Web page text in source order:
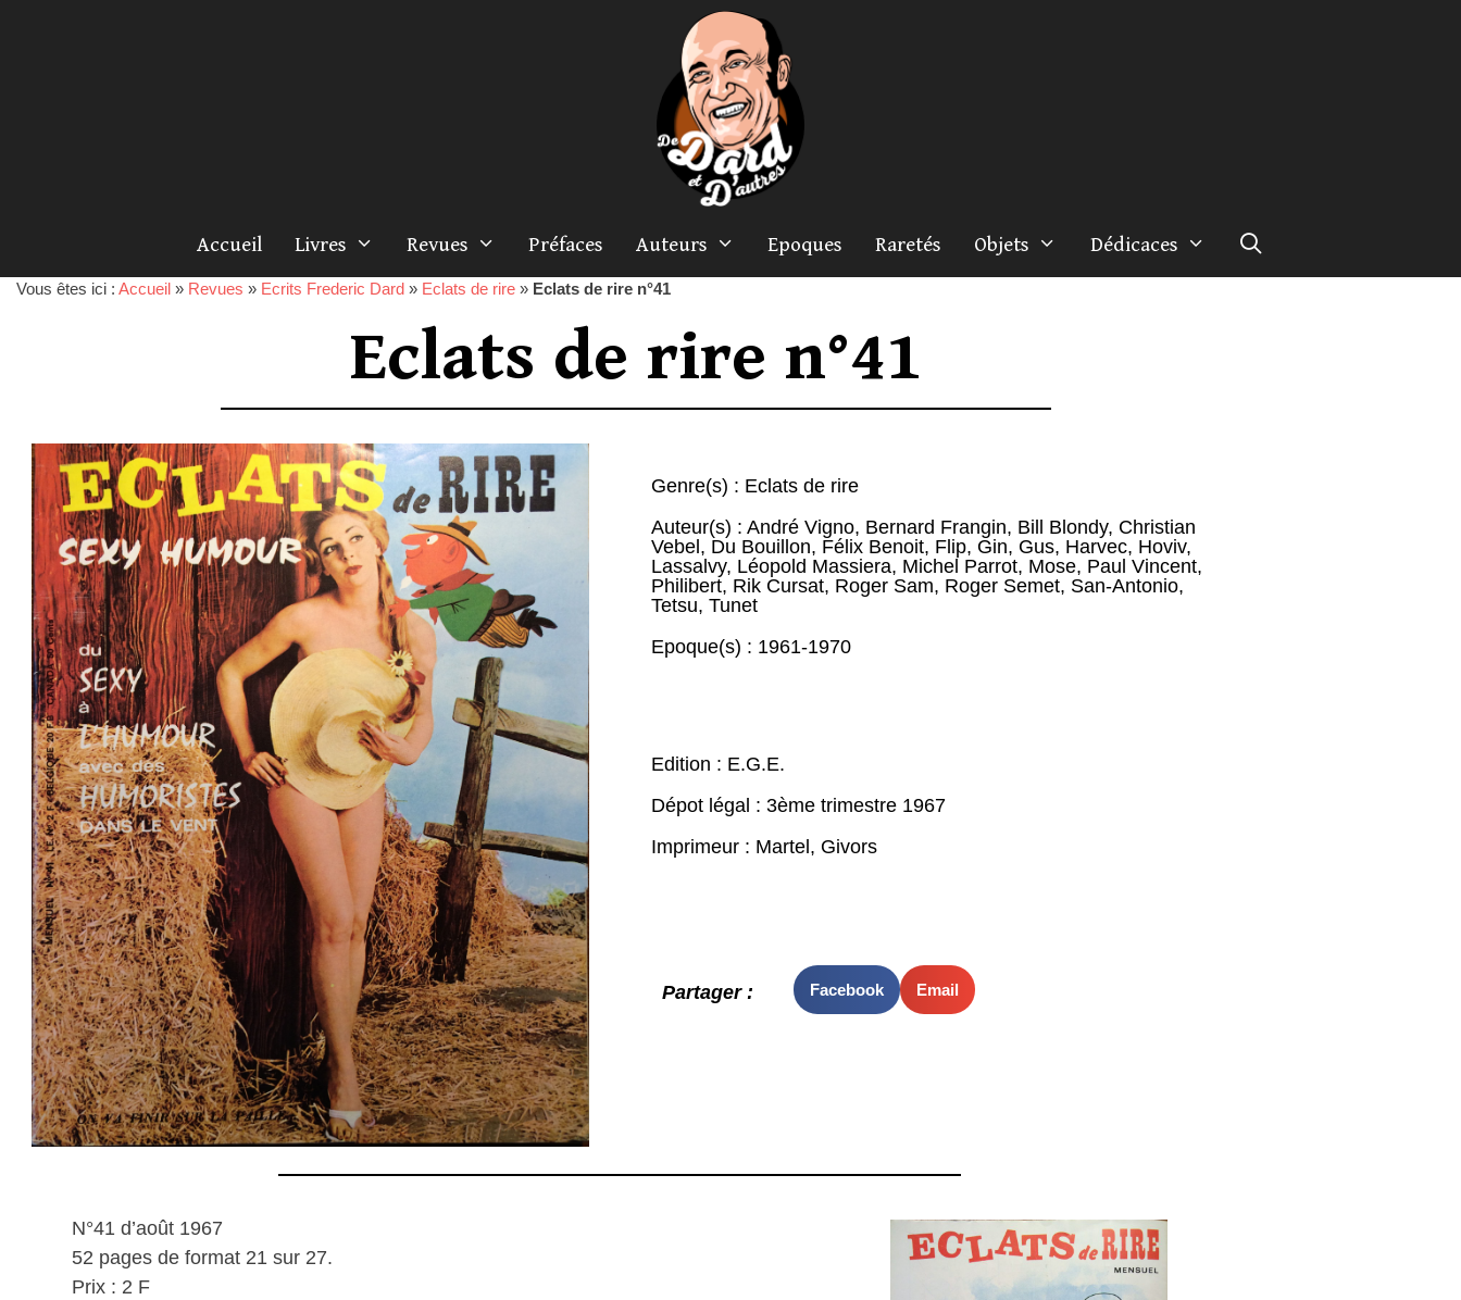
Accueil Livres Revues Préfaces Auteurs Epoques Raretés Objets Dédicaces
Vous êtes ici : Accueil » Revues » Ecrits Frederic Dard » Eclats de rire » Eclats de rire n°41
Eclats de rire n°41
Genre(s) : Eclats de rire
Auteur(s) : André Vigno, Bernard Frangin, Bill Blondy, Christian
Vebel , Du Bouillon, Félix Benoit, Flip, Gin, Gus, Harvec, Hoviv,
Lassalvy, Léopold Massiera, Michel Parrot, Mose, Paul Vincent,
Philibert, Rik Cursat, Roger Sam, Roger Semet, San-Antonio,
Tetsu, Tunet
Epoque(s) : 1961-1970
Edition : E.G.E.
Dépot légal : 3ème trimestre 1967
Imprimeur : Martel, Givors
Partager : Facebook Email
N°41 d’août 1967
52 pages de format 21 sur 27.
Prix : 2 F